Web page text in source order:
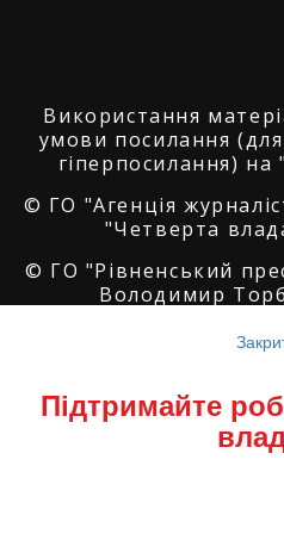
Використання
умови посилання
гіперпосилання)
© ГО "Агенція
"Четверта
© ГО "Рівненський
Володимир
Підтримайте